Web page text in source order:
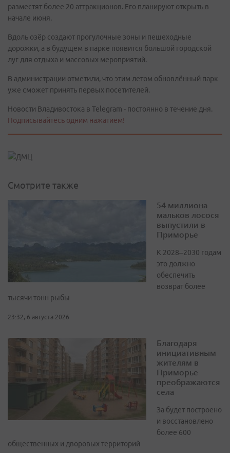
разместят более 20 аттракционов. Его планируют открыть в
начале июня.
Вдоль озёр создают прогулочные зоны и пешеходные
дорожки, а в будущем в парке появится большой городской
луг для отдыха и массовых мероприятий.
В администрации отметили, что этим летом обновлённый парк
уже сможет принять первых посетителей.
Новости Владивостока в Telegram - постоянно в течение дня.
Подписывайтесь одним нажатием!
Смотрите также
54 миллиона
мальков лосося
выпустили в
Приморье
К 2028–2030 годам
это должно
обеспечить
возврат более
тысячи тонн рыбы
23:32, 6 августа 2026
Благодаря
инициативным
жителям в
Приморье
преображаются
села
За будет построено
и восстановлено
более 600
общественных и дворовых территорий